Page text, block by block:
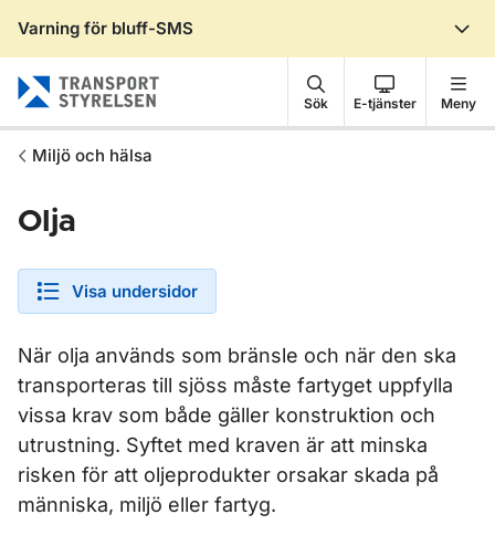
Varning för bluff-SMS
Sök E-tjänster Meny
Miljö och hälsa
Olja
Visa undersidor
När olja används som bränsle och när den ska
transporteras till sjöss måste fartyget uppfylla
vissa krav som både gäller konstruktion och
utrustning. Syftet med kraven är att minska
risken för att oljeprodukter orsakar skada på
människa, miljö eller fartyg.